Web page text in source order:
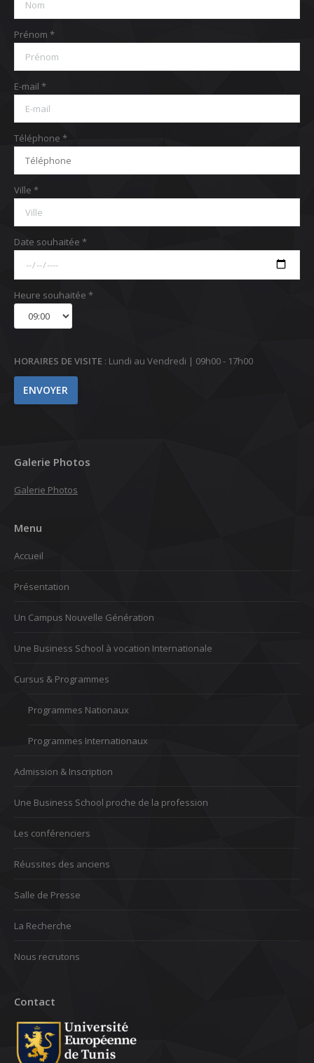
Prénom *
E-mail *
Téléphone *
Ville *
Date souhaitée *
Heure souhaitée *
HORAIRES DE VISITE : Lundi au Vendredi | 09h00 - 17h00
Galerie Photos
Galerie Photos
Menu
Accueil
Présentation
Un Campus Nouvelle Génération
Une Business School à vocation Internationale
Cursus & Programmes
Programmes Nationaux
Programmes Internationaux
Admission & Inscription
Une Business School proche de la profession
Les conférenciers
Réussites des anciens
Salle de Presse
La Recherche
Nous recrutons
Contact